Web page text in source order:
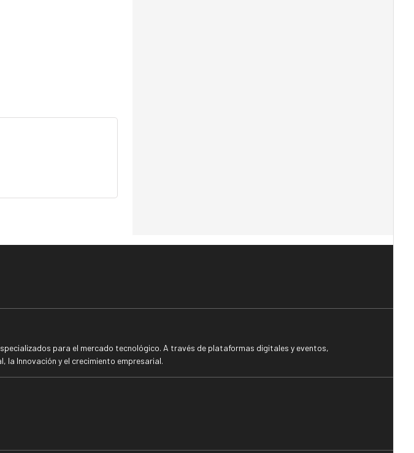
para el mercado tecnológico. A través de plataformas digitales y eventos,
Innovación y el crecimiento empresarial.